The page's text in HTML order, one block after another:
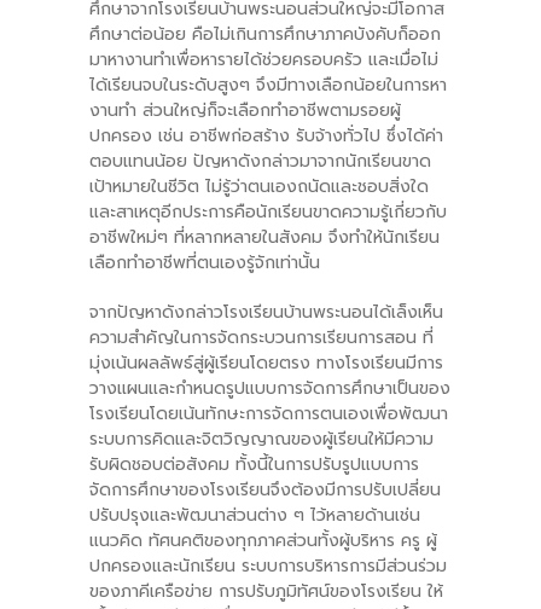
ศึกษาจากโรงเรียนบ้านพระนอนส่วนใหญ่จะมีโอกาส
ศึกษาต่อน้อย คือไม่เกินการศึกษาภาคบังคับก็ออก
มาหางานทำเพื่อหารายได้ช่วยครอบครัว และเมื่อไม่
ได้เรียนจบในระดับสูงๆ จึงมีทางเลือกน้อยในการหา
งานทำ ส่วนใหญ่ก็จะเลือกทำอาชีพตามรอยผู้
ปกครอง เช่น อาชีพก่อสร้าง รับจ้างทั่วไป ซึ่งได้ค่า
ตอบแทนน้อย ปัญหาดังกล่าวมาจากนักเรียนขาด
เป้าหมายในชีวิต ไม่รู้ว่าตนเองถนัดและชอบสิ่งใด
และสาเหตุอีกประการคือนักเรียนขาดความรู้เกี่ยวกับ
อาชีพใหม่ๆ ที่หลากหลายในสังคม จึงทำให้นักเรียน
เลือกทำอาชีพที่ตนเองรู้จักเท่านั้น
จากปัญหาดังกล่าวโรงเรียนบ้านพระนอนได้เล็งเห็น
ความสำคัญในการจัดกระบวนการเรียนการสอน ที่
มุ่งเน้นผลลัพธ์สู่ผู้เรียนโดยตรง ทางโรงเรียนมีการ
วางแผนและกำหนดรูปแบบการจัดการศึกษาเป็นของ
โรงเรียนโดยเน้นทักษะการจัดการตนเองเพื่อพัฒนา
ระบบการคิดและจิตวิญญาณของผู้เรียนให้มีความ
รับผิดชอบต่อสังคม ทั้งนี้ในการปรับรูปแบบการ
จัดการศึกษาของโรงเรียนจึงต้องมีการปรับเปลี่ยน
ปรับปรุงและพัฒนาส่วนต่าง ๆ ไว้หลายด้านเช่น
แนวคิด ทัศนคติของทุกภาคส่วนทั้งผู้บริหาร ครู ผู้
ปกครองและนักเรียน ระบบการบริหารการมีส่วนร่วม
ของภาคีเครือข่าย การปรับภูมิทัศน์ของโรงเรียน ให้